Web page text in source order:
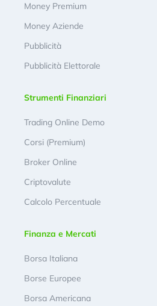
Money Premium
Money Aziende
Pubblicità
Pubblicità Elettorale
Strumenti Finanziari
Trading Online Demo
Corsi (Premium)
Broker Online
Criptovalute
Calcolo Percentuale
Finanza e Mercati
Borsa Italiana
Borse Europee
Borsa Americana